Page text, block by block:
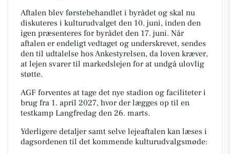
Aftalen blev førstebehandlet i byrådet og skal nu
diskuteres i kulturudvalget den 10. juni, inden den
igen præsenteres for byrådet den 17. juni. Når
aftalen er endeligt vedtaget og underskrevet, sendes
den til udtalelse hos Ankestyrelsen, da loven kræver,
at lejen svarer til markedslejen for at undgå ulovlig
støtte.
AGF forventes at tage det nye stadion og faciliteter i
brug fra 1. april 2027, hvor der lægges op til en
testkamp Langfredag den 26. marts.
Yderligere detaljer samt selve lejeaftalen kan læses i
dagsordenen til det kommende kulturudvalgsmøde: